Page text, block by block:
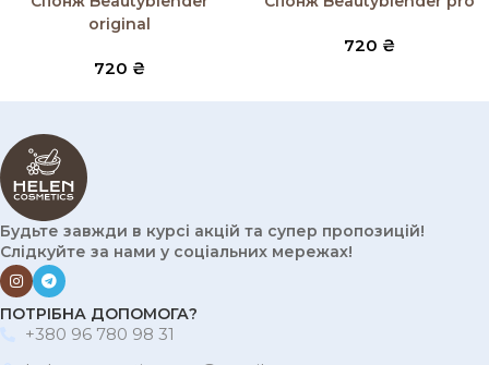
original
720 ₴
720 ₴
Будьте завжди в курсі акцій та супер пропозицій!
Слідкуйте за нами у соціальних мережах!
ПОТРІБНА ДОПОМОГА?
+380 96 780 98 31